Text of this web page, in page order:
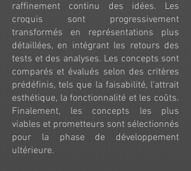
raffinement continu des idées. Les
croquis sont progressivement
transformés en représentations plus
détaillées, en intégrant les retours des
tests et des analyses. Les concepts sont
comparés et évalués selon des critères
prédéfinis, tels que la faisabilité, l'attrait
esthétique, la fonctionnalité et les coûts.
Finalement, les concepts les plus
viables et prometteurs sont sélectionnés
pour la phase de développement
ultérieure.